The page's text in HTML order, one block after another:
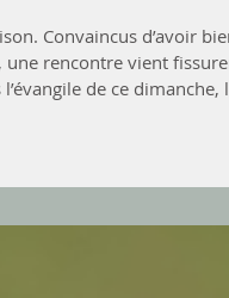
Convaincus d’avoir
rencontre vient
de ce dimanche,